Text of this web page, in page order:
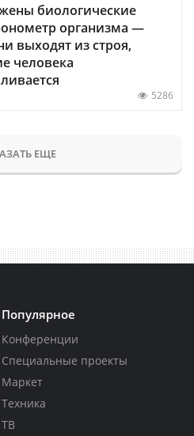
биологические
организма —
выходят из строя,
человека
5286
ЕЩЕ
Популярное
Конференции
Специальные проекты
Маркет
Техника
ТВ